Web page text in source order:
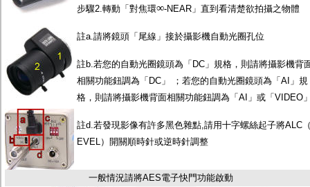
步驟2.轉動「對焦環∞-NEAR」直到看清楚欲拍攝之物體
註a.請將鏡頭「尾線」接於攝影機自動光圈孔位
註b.若您的自動光圈鏡頭為「DC」規格，則請將攝影機背
相關功能鈕調為「DC」 ；若您的自動光圈鏡頭為「AI」規
格，則請將攝影機背面相關功能鈕調為「AI」或「VIDEO
註d.若發現影像有許多黑色雜點,請用十字螺絲起子將ALC
EVEL）開關順時針或逆時針調整
一般情況請將AES電子快門功能啟動